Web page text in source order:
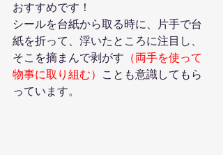
おすすめです！
シールを台紙から取る時に、片手で台
紙を折って、浮いたところに注目し、
そこを摘まんで剥がす （両手を使って
物事に取り組む）
ことも意識してもら
っています。